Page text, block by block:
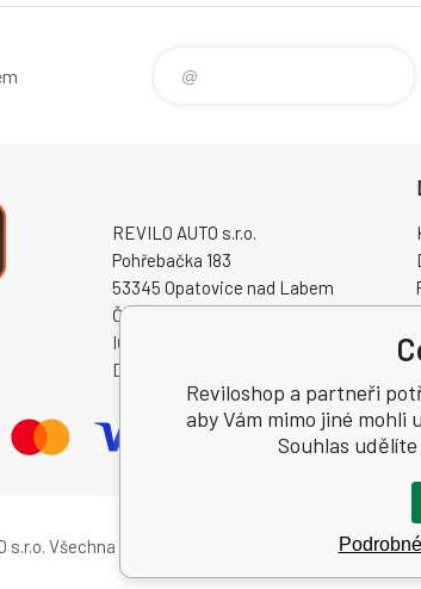
REVILO AUTO s.r.o.
Pohřebačka 183
53345 Opatovice nad Labem
Česká republika
IČO: 60931868
DIČ: CZ60931868
s.r.o. Všechna práva vyhrazena.
Reviloshop a partneři
aby Vám mimo jiné mohli
Souhlas